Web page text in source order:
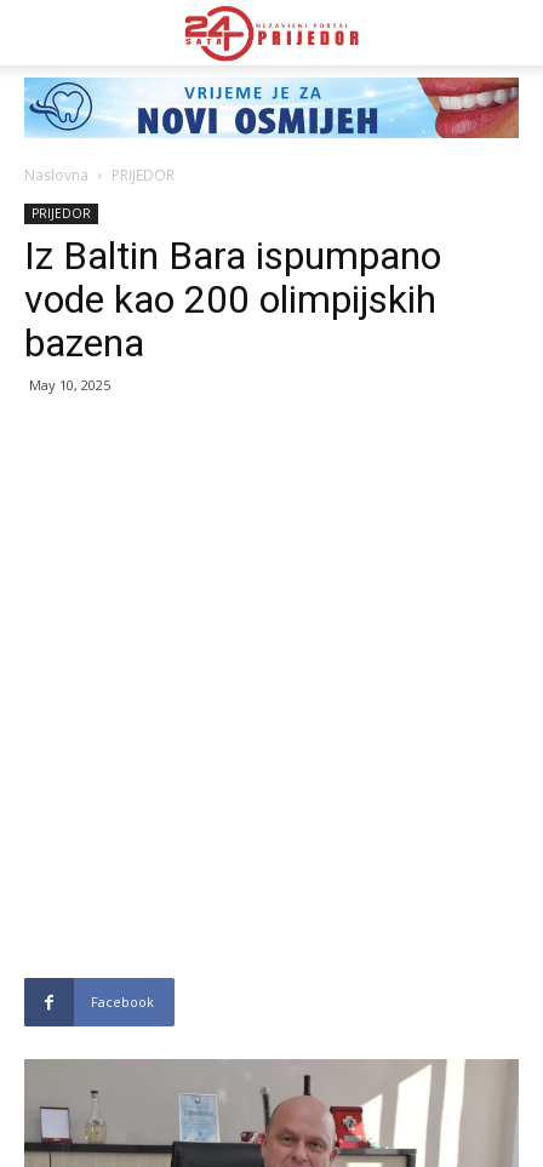
Naslovna PRIJEDOR
PRIJEDOR
Iz Baltin Bara ispumpano
vode kao 200 olimpijskih
bazena
May 10, 2025
Facebook